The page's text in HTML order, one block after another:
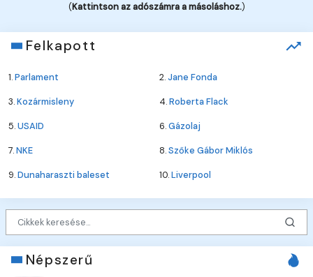
(Kattintson az adószámra a másoláshoz.)
Felkapott
1.Parlament 2.Jane Fonda
3.Kozármisleny 4.Roberta Flack
5.USAID 6.Gázolaj
7.NKE 8.Szőke Gábor Miklós
9.Dunaharaszti baleset 10.Liverpool
Népszerű